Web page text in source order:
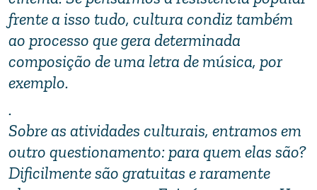
frente a isso tudo, cultura condiz também
ao processo que gera determinada
composição de uma letra de música, por
exemplo.
.
Sobre as atividades culturais, entramos em
outro questionamento: para quem elas são?
Dificilmente são gratuitas e raramente